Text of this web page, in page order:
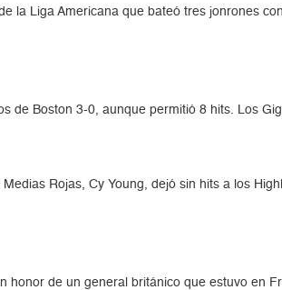
la Liga Americana que bateó tres jonrones
de Boston 3-0, aunque permitió 8 hits. Los
Rojas, Cy Young, dejó sin hits a los
honor de un general británico que estuvo en